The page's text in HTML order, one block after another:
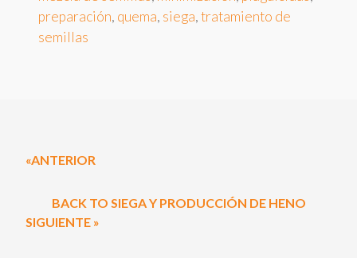
preparación, quema, siega,tratamiento de
semillas
«ANTERIOR
BACK TO SIEGA Y PRODUCCIÓN DE HENO
SIGUIENTE »